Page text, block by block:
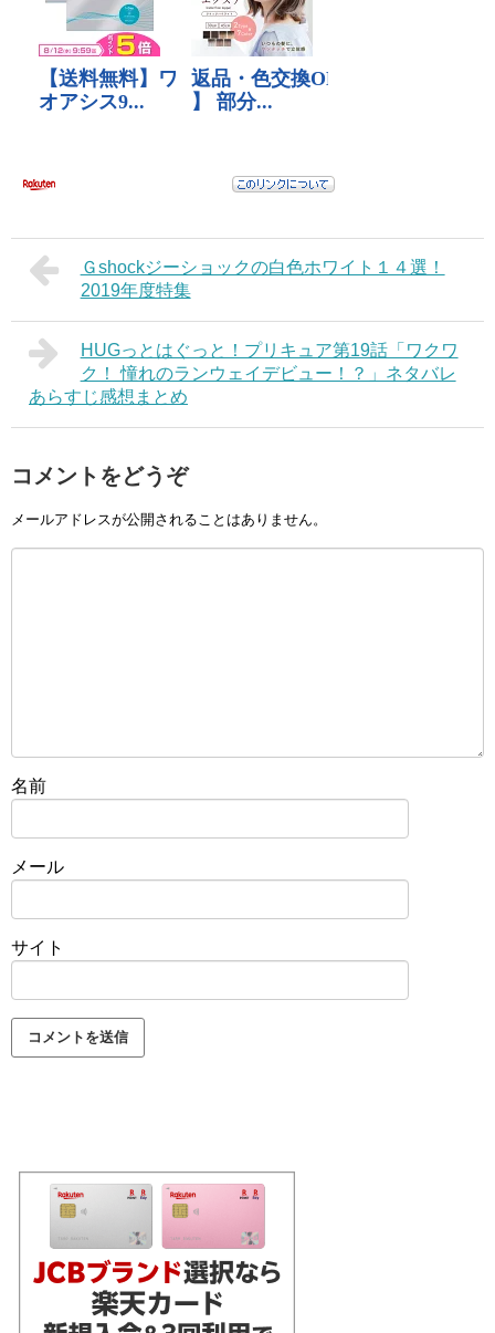
Ｇshockジーショックの白色ホワイト１４選！
2019年度特集
HUGっとはぐっと！プリキュア第19話「ワクワ
ク！ 憧れのランウェイデビュー！？」ネタバレ
あらすじ感想まとめ
コメントをどうぞ
メールアドレスが公開されることはありません。
名前
メール
サイト